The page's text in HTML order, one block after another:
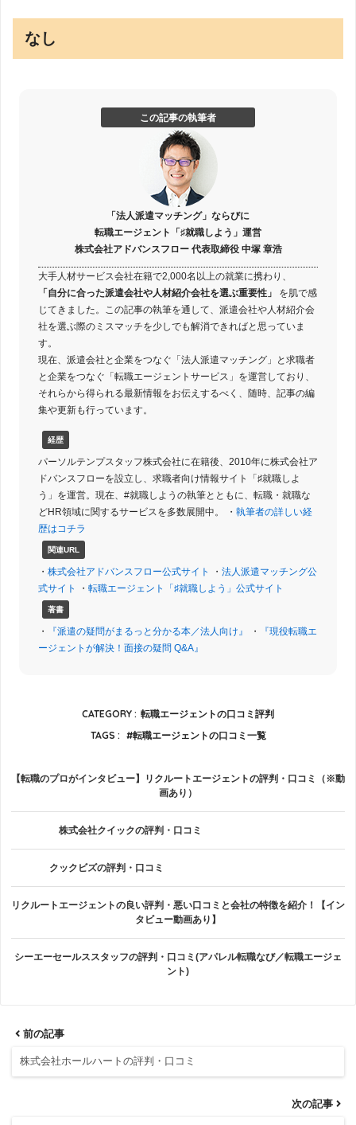
なし
この記事の執筆者
「法人派遣マッチング」ならびに
転職エージェント「♯就職しよう」運営
株式会社アドバンスフロー 代表取締役 中塚 章浩
大手人材サービス会社在籍で2,000名以上の就業に携わり、
「自分に合った派遣会社や人材紹介会社を選ぶ重要性」
を肌で感
じてきました。この記事の執筆を通して、派遣会社や人材紹介会
社を選ぶ際のミスマッチを少しでも解消できればと思っていま
す。
現在、派遣会社と企業をつなぐ「法人派遣マッチング」と求職者
と企業をつなぐ「転職エージェントサービス」を運営しており、
それらから得られる最新情報をお伝えするべく、随時、記事の編
集や更新も行っています。
経歴
パーソルテンプスタッフ株式会社に在籍後、2010年に株式会社ア
ドバンスフローを設立し、求職者向け情報サイト「♯就職しよ
う」を運営。現在、#就職しようの執筆とともに、転職・就職な
どHR領域に関するサービスを多数展開中。 ・ 執筆者の詳しい経
歴はコチラ
関連URL
・ 株式会社アドバンスフロー公式サイト ・ 法人派遣マッチング公
式サイト
・ 転職エージェント「♯就職しよう」公式サイト
著書
・ 『派遣の疑問がまるっと分かる本／法人向け』 ・
『現役転職エ
ージェントが解決！面接の疑問 Q&A』
CATEGORY : 転職エージェントの口コミ評判
TAGS :
転職エージェントの口コミ一覧
【転職のプロがインタビュー】リクルートエージェントの評判・口コミ（※動
画あり）
株式会社クイックの評判・口コミ
クックビズの評判・口コミ
リクルートエージェントの良い評判・悪い口コミと会社の特徴を紹介！【イン
タビュー動画あり】
シーエーセールススタッフの評判・口コミ(アパレル転職なび／転職エージェ
ント)
前の記事
株式会社ホールハートの評判・口コミ
次の記事